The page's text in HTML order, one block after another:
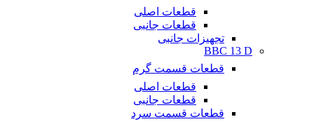
قطعات اصلی
قطعات جانبی
تجهیزات جانبی
BBC 13 D
قطعات قسمت گرم
قطعات اصلی
قطعات جانبی
قطعات قسمت سرد